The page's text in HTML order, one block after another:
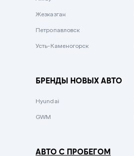
Зеленый металлик
Жезказган
Петропавловск
Усть-Каменогорск
БРЕНДЫ НОВЫХ АВТО
Hyundai
GWM
АВТО С ПРОБЕГОМ